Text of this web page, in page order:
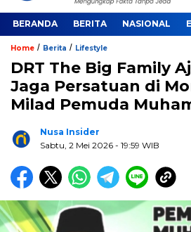
BERANDA BERITA NASIONAL
Home / Berita / Lifestyle
DRT The Big Family
Jaga Persatuan di
Milad Pemuda
Nusa Insider
Sabtu, 2 Mei 2026 - 19:59 WIB